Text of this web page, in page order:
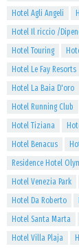
Hotel Agli Angeli
Hotel Il riccio /
Hotel Touring
Hotel Le Fay Resorts
Hotel La Baia D'oro
Hotel Running Club
Hotel Tiziana
Hotel Benacus
Residence Hotel
Hotel Venezia Park
Hotel Da Roberto
Hotel Santa Marta
Hotel Villa Plaja